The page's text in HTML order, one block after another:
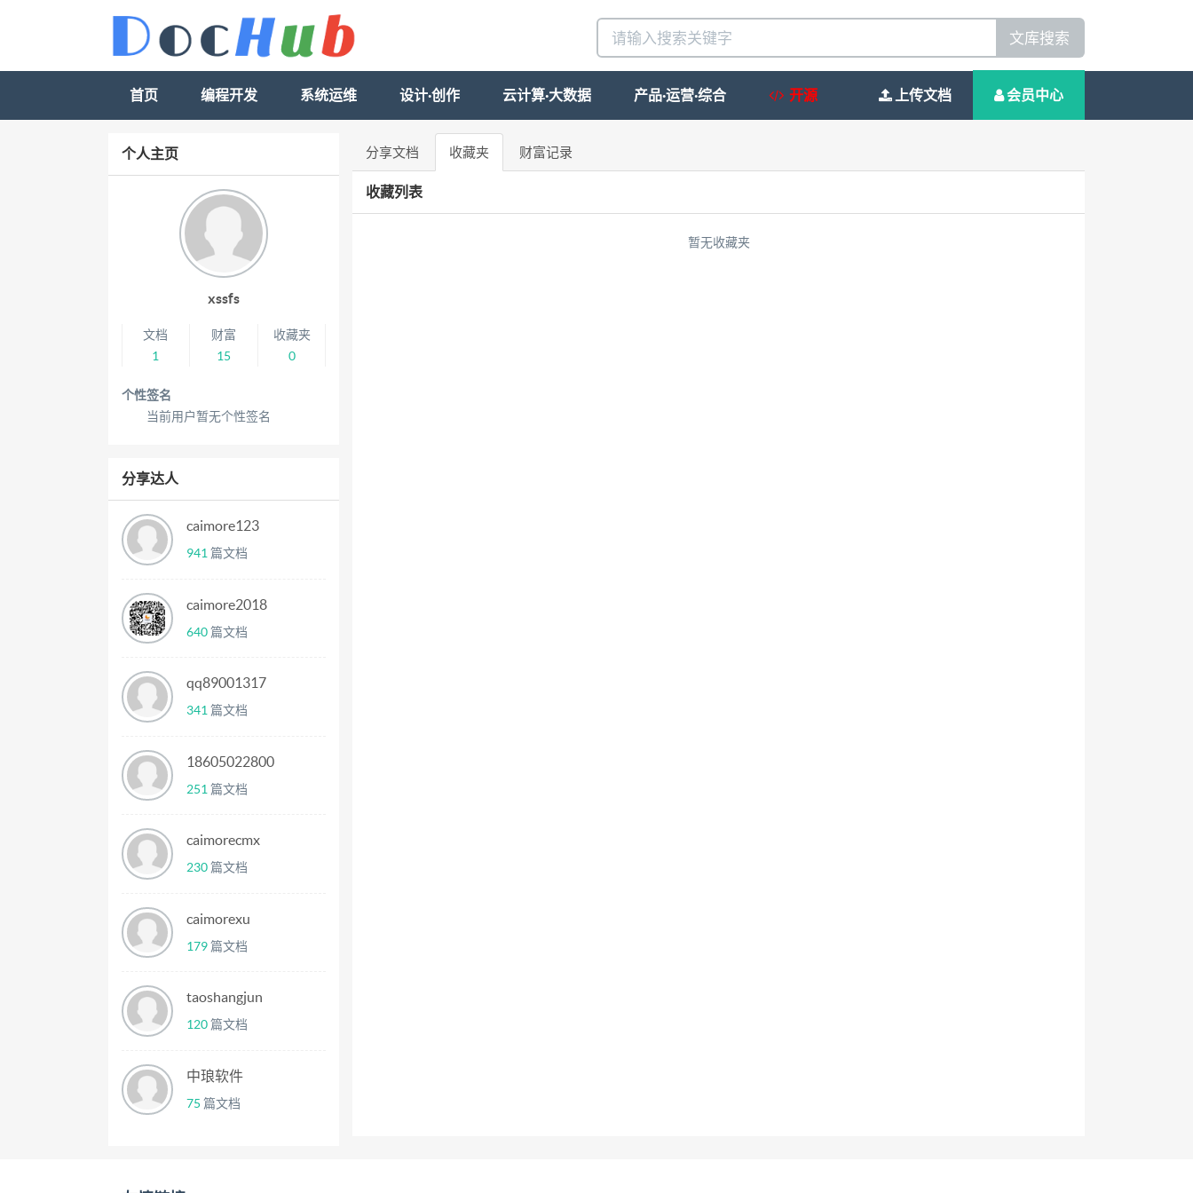
文库搜索
首页 编程开发 系统运维 设计·创作 云计算·大数据 产品·运营·综合 开源 上传文档 会员中心
个人主页
xssfs
文档
1
财富
15
收藏夹
0
个性签名
当前用户暂无个性签名
分享达人
caimore123
941 篇文档
caimore2018
640篇文档
qq89001317
341 篇文档
18605022800
251 篇文档
caimorecmx
230篇文档
caimorexu
179篇文档
taoshangjun
120篇文档
中琅软件
75 篇文档
分享文档 收藏夹 财富记录
收藏列表
暂无收藏夹